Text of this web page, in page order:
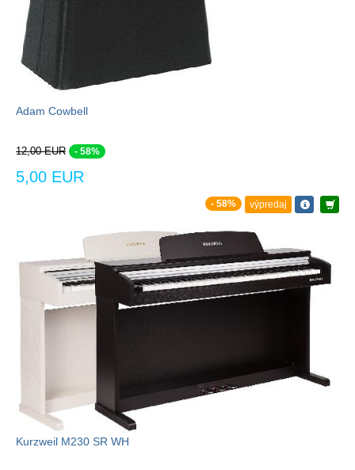
Adam Cowbell
12,00 EUR - 58%
5,00 EUR
- 58% výpredaj
Kurzweil M230 SR WH